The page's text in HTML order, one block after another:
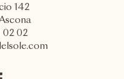
142
02 02